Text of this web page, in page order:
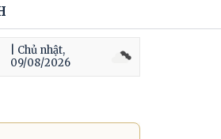
| Chủ nhật,
09/08/2026